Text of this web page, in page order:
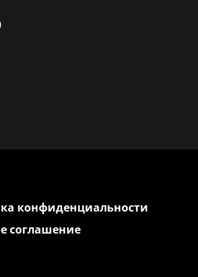
конфиденциальности
соглашение